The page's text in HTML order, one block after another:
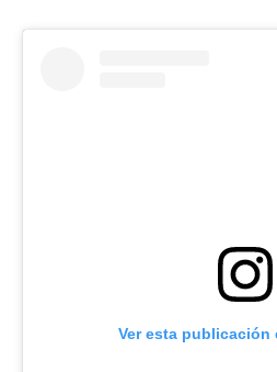
Ver esta publicación